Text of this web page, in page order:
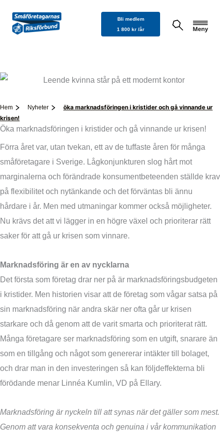
innehåll
Bli medlem
1 800 kr /år
Hem Nyheter
öka marknadsföringen i kristider och gå vinnande ur
krisen!
Öka marknadsföringen i kristider och gå vinnande ur krisen!
Förra året var, utan tvekan, ett av de tuffaste åren för många
småföretagare i Sverige. Lågkonjunkturen slog hårt mot
marginalerna och förändrade konsumentbeteenden ställde krav
på flexibilitet och nytänkande och det förväntas bli ännu
hårdare i år. Men med utmaningar kommer också möjligheter.
Nu krävs det att vi lägger in en högre växel och prioriterar rätt
saker för att gå ur krisen som vinnare.
Marknadsföring är en av nycklarna
Det första som företag drar ner på är marknadsföringsbudgeten
i kristider. Men historien visar att de företag som vågar satsa på
sin marknadsföring när andra skär ner ofta går ur krisen
starkare och då genom att de varit smarta och prioriterat rätt.
Många företagare ser marknadsföring som en utgift, snarare än
som en tillgång och något som genererar intäkter till bolaget,
och drar man in den investeringen så kan följdeffekterna bli
förödande menar Linnéa Kumlin, VD på Ellary.
Marknadsföring är nyckeln till att synas när det gäller som mest.
Genom att vara konsekventa och genuina i vår kommunikation